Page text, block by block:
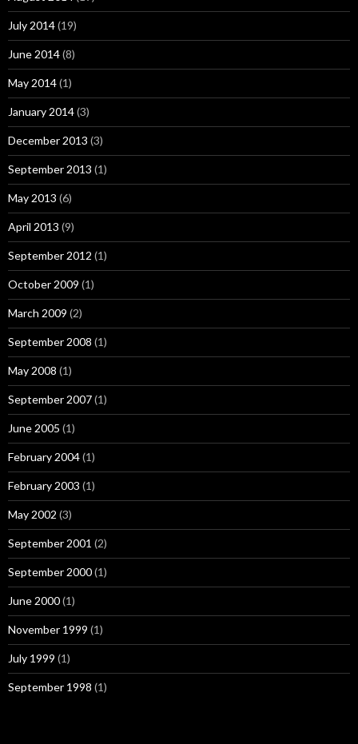
July 2014(19)
June 2014(8)
May 2014(1)
January 2014(3)
December 2013 (3)
September 2013 (1)
May 2013 (6)
April 2013 (9)
September 2012 (1)
October 2009 (1)
March 2009 (2)
September 2008 (1)
May 2008 (1)
September 2007(1)
June 2005 (1)
February 2004(1)
February 2003 (1)
May 2002 (3)
September 2001 (2)
September 2000(1)
June 2000(1)
November 1999 (1)
July 1999 (1)
September 1998 (1)